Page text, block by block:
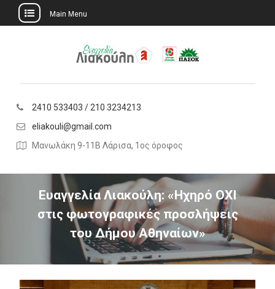
Main Menu
2410 533403 / 210 3234213
eliakouli@gmail.com
Μανωλάκη 9-11Β Λάρισα, 1ος όροφος
Ευαγγελία Λιακούλη: «Ηχηρό ΟΧΙ
στις φωτογραφικές προσλήψεις
του Δήμου Αθηναίων»